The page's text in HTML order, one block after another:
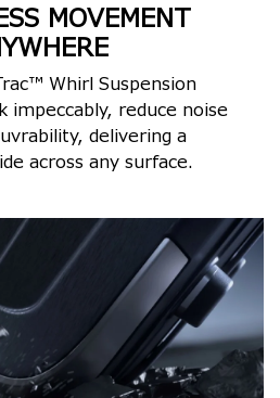
MOVEMENT
Whirl Suspension
impeccably, reduce noise
delivering a
across any surface.